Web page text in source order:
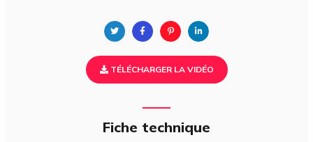
TÉLÉCHARGER LA VIDÉO
Fiche technique